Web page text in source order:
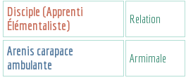
Disciple (Apprenti
Élémentaliste)
Relation
Arenis carapace
ambulante
Armimale